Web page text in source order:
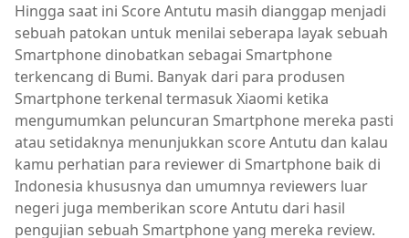
Hingga saat ini Score Antutu masih dianggap menjadi
sebuah patokan untuk menilai seberapa layak sebuah
Smartphone dinobatkan sebagai Smartphone
terkencang di Bumi. Banyak dari para produsen
Smartphone terkenal termasuk Xiaomi ketika
mengumumkan peluncuran Smartphone mereka pasti
atau setidaknya menunjukkan score Antutu dan kalau
kamu perhatian para reviewer di Smartphone baik di
Indonesia khususnya dan umumnya reviewers luar
negeri juga memberikan score Antutu dari hasil
pengujian sebuah Smartphone yang mereka review.